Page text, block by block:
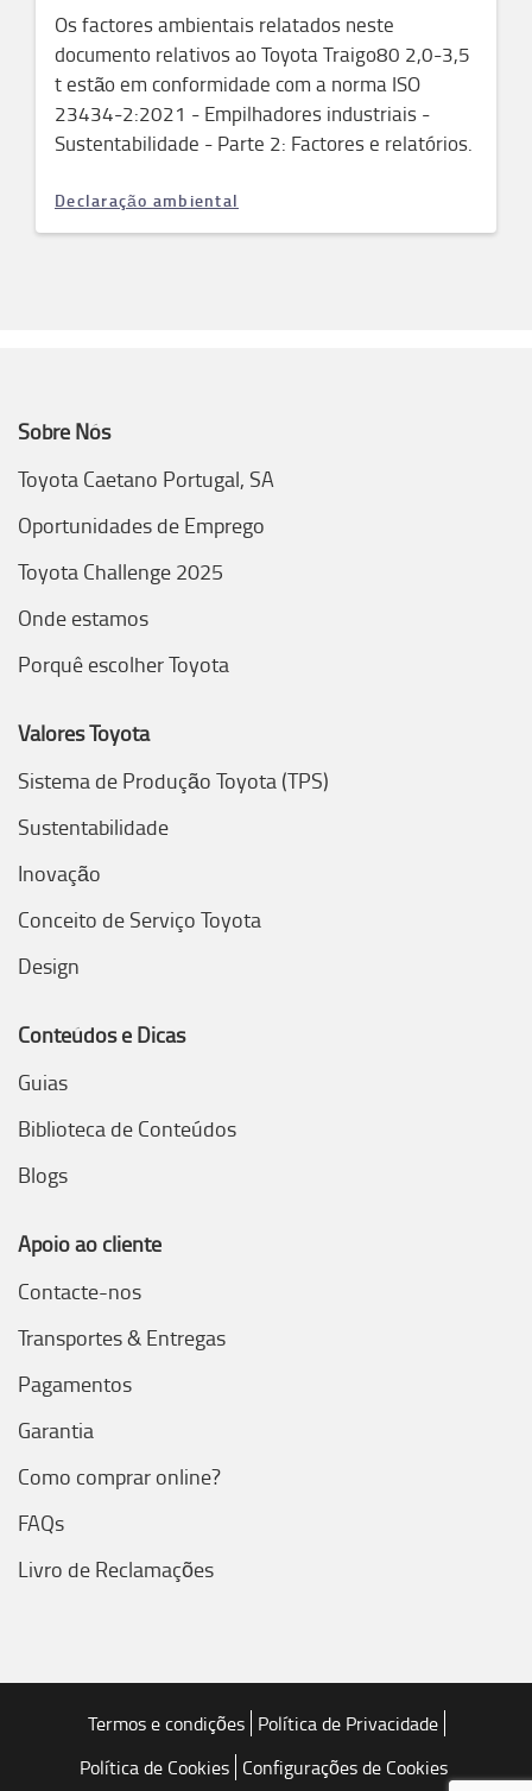
Os factores ambientais relatados neste
documento relativos ao Toyota Traigo80 2,0-3,5
t estão em conformidade com a norma ISO
23434-2:2021 - Empilhadores industriais -
Sustentabilidade - Parte 2: Factores e relatórios.
Declaração ambiental
Sobre Nós
Toyota Caetano Portugal, SA
Oportunidades de Emprego
Toyota Challenge 2025
Onde estamos
Porquê escolher Toyota
Valores Toyota
Sistema de Produção Toyota (TPS)
Sustentabilidade
Inovação
Conceito de Serviço Toyota
Design
Conteúdos e Dicas
Guias
Biblioteca de Conteúdos
Blogs
Apoio ao cliente
Contacte-nos
Transportes & Entregas
Pagamentos
Garantia
Como comprar online?
FAQs
Livro de Reclamações
Termos e condições Política de Privacidade
Política de Cookies Configurações de Cookies